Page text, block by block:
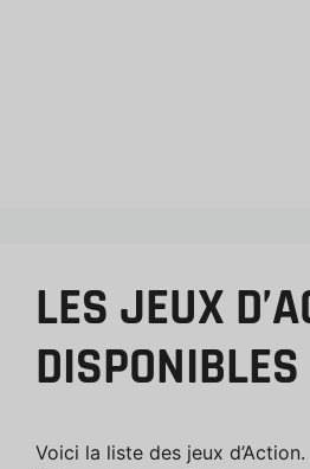
LES JEUX
DISPONIBLES
Voici la liste des jeux